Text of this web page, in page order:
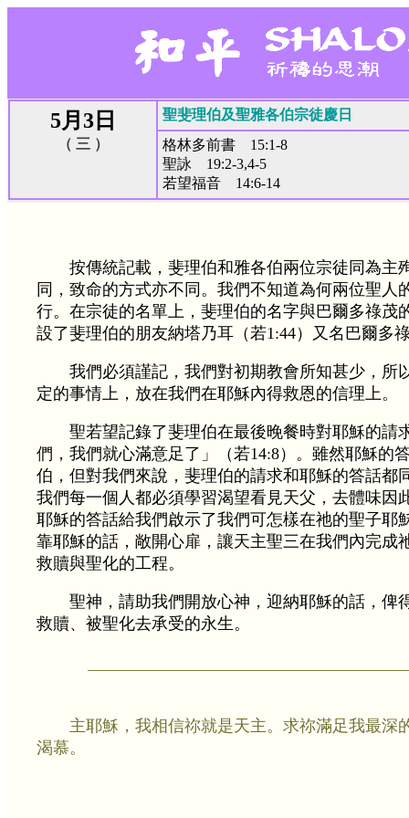
5月3日
（ 三 ）
聖斐理伯及聖雅各伯宗徒慶日
格林多前書 15:1-8
聖詠 19:2-3,4-5
若望福音 14:6-14
按傳統記載，斐理伯和雅各伯兩位宗徒同為主
同，致命的方式亦不同。我們不知道為何兩位聖人
行。在宗徒的名單上，斐理伯的名字與巴爾多祿茂
設了斐理伯的朋友納塔乃耳（若1:44）又名巴爾多
我們必須謹記，我們對初期教會所知甚少，所
定的事情上，放在我們在耶穌內得救恩的信理上。
聖若望記錄了斐理伯在最後晚餐時對耶穌的請
們，我們就心滿意足了」（若14:8）。雖然耶穌的
伯，但對我們來說，斐理伯的請求和耶穌的答話都
我們每一個人都必須學習渴望看見天父，去體味因
耶穌的答話給我們啟示了我們可怎樣在祂的聖子耶
靠耶穌的話，敞開心扉，讓天主聖三在我們內完成
救贖與聖化的工程。
聖神，請助我們開放心神，迎納耶穌的話，俾
救贖、被聖化去承受的永生。
主耶穌，我相信祢就是天主。求祢滿足我最深
渴慕。